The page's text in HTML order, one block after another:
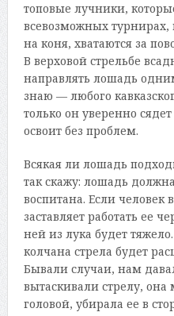
топовые лучники,
всевозможных турнирах,
на коня, хватаются за
В верховой стрельбе
направлять лошадь
знаю — любого
только он уверенно
освоит без проблем.
Всякая ли лошадь
так скажу: лошадь
воспитана. Если человек
заставляет работать ее
ней из лука будет
колчана стрела будет
Бывали случаи, нам
вытаскивали стрелу,
головой, убирала ее в